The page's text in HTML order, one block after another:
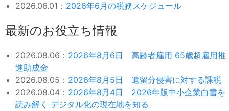
2026.06.01： 2026年6月の税務スケジュール
最新のお役立ち情報
2026.08.06： 2026年8月6日 高齢者雇用 65歳超雇用推
進助成金
2026.08.05： 2026年8月5日 遺留分侵害に対する課税
2026.08.04： 2026年8月4日 2026年版中小企業白書を
読み解く デジタル化の現在地を知る